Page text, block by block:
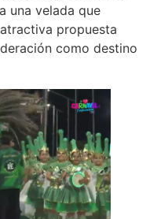
una velada que
propuesta
como destino